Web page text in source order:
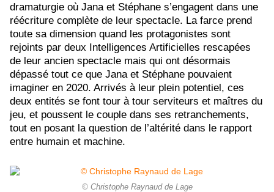
dramaturgie où Jana et Stéphane s’engagent dans une
réécriture complète de leur spectacle. La farce prend
toute sa dimension quand les protagonistes sont
rejoints par deux Intelligences Artificielles rescapées
de leur ancien spectacle mais qui ont désormais
dépassé tout ce que Jana et Stéphane pouvaient
imaginer en 2020. Arrivés à leur plein potentiel, ces
deux entités se font tour à tour serviteurs et maîtres du
jeu, et poussent le couple dans ses retranchements,
tout en posant la question de l’altérité dans le rapport
entre humain et machine.
© Christophe Raynaud de Lage